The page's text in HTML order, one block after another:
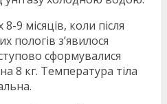
9 місяців, коли після
пологів з’явилося
сформувалися
8 кг. Температура тіла